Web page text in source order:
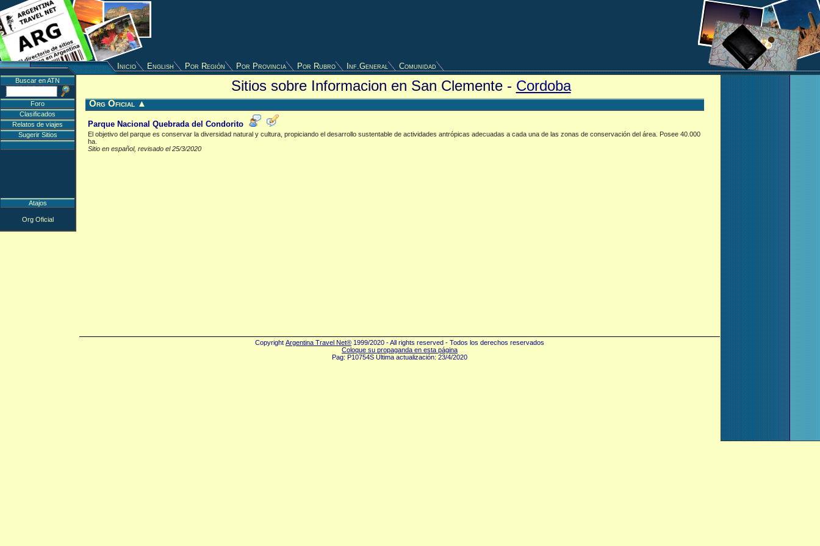
Inicio English Por Región Por Provincia Por Rubro Inf.General Comunidad
Sitios sobre Informacion en San Clemente - Cordoba
Org Oficial ▲
Parque Nacional Quebrada del Condorito
El objetivo del parque es conservar la diversidad natural y cultura, propiciando el desarrollo sustentable de actividades antrópicas adecuadas a cada una de las zonas de conservación del área. Posee 40.000
ha.
Sitio en español, revisado el 25/3/2020
Buscar en ATN
Foro
Clasificados
Relatos de viajes
Sugerir Sitios
Atajos
Org Oficial
Copyright Argentina Travel Net® 1999/2020 - All rights reserved - Todos los derechos reservados
Coloque su propaganda en esta página
Pag: P10754S Última actualización: 23/4/2020